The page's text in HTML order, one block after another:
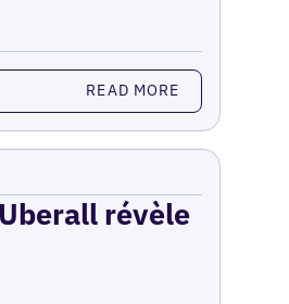
READ MORE
révèle